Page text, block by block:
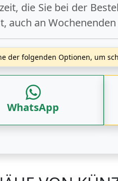
die Sie bei der
auch an Wochenenden
der folgenden Optionen, um
WhatsApp